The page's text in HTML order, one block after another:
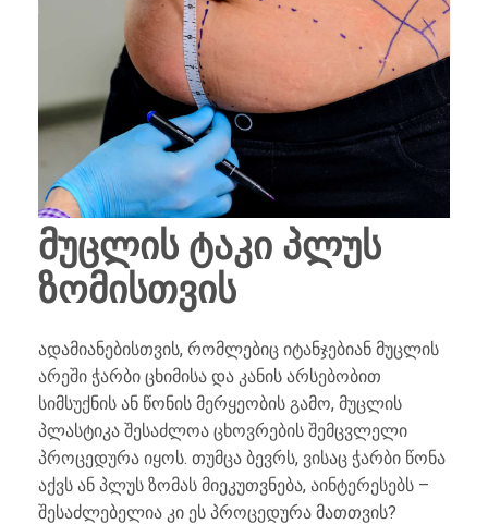
მუცლის ტაკი პლუს
ზომისთვის
ადამიანებისთვის, რომლებიც იტანჯებიან მუცლის
არეში ჭარბი ცხიმისა და კანის არსებობით
სიმსუქნის ან წონის მერყეობის გამო, მუცლის
პლასტიკა შესაძლოა ცხოვრების შემცვლელი
პროცედურა იყოს. თუმცა ბევრს, ვისაც ჭარბი წონა
აქვს ან პლუს ზომას მიეკუთვნება, აინტერესებს –
შესაძლებელია კი ეს პროცედურა მათთვის?